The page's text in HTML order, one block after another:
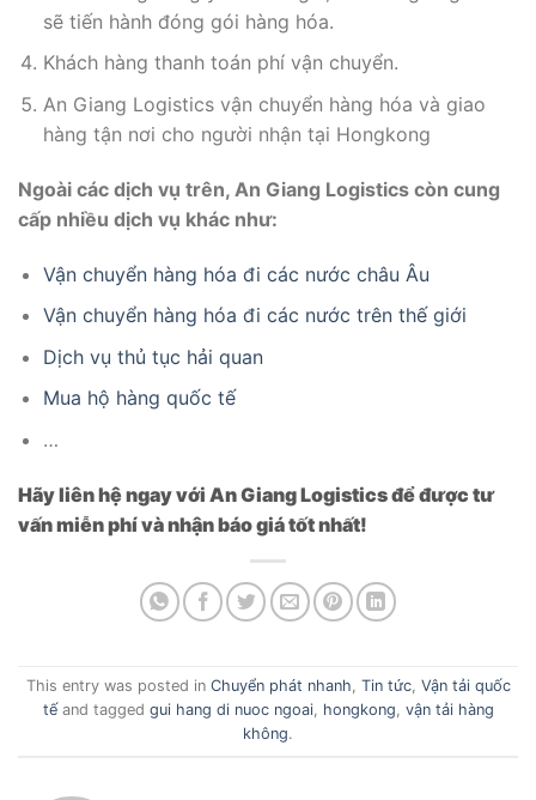
sẽ tiến hành đóng gói hàng hóa.
Khách hàng thanh toán phí vận chuyển.
An Giang Logistics vận chuyển hàng hóa và giao
hàng tận nơi cho người nhận tại Hongkong
Ngoài các dịch vụ trên, An Giang Logistics còn cung
cấp nhiều dịch vụ khác như:
Vận chuyển hàng hóa đi các nước châu Âu
Vận chuyển hàng hóa đi các nước trên thế giới
Dịch vụ thủ tục hải quan
Mua hộ hàng quốc tế
…
Hãy liên hệ ngay với An Giang Logistics để được tư
vấn miễn phí và nhận báo giá tốt nhất!
This entry was posted in Chuyển phát nhanh, Tin tức, Vận tải quốc
tếand tagged gui hang di nuoc ngoai, hongkong, vận tải hàng
không.